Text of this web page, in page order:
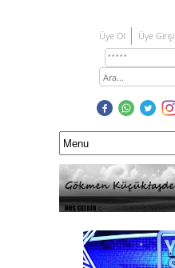
Üye Ol Üye Girişi